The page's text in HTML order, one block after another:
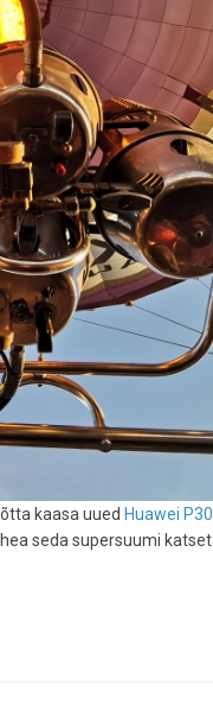
kaasa uued Huawei
seda supersuumi